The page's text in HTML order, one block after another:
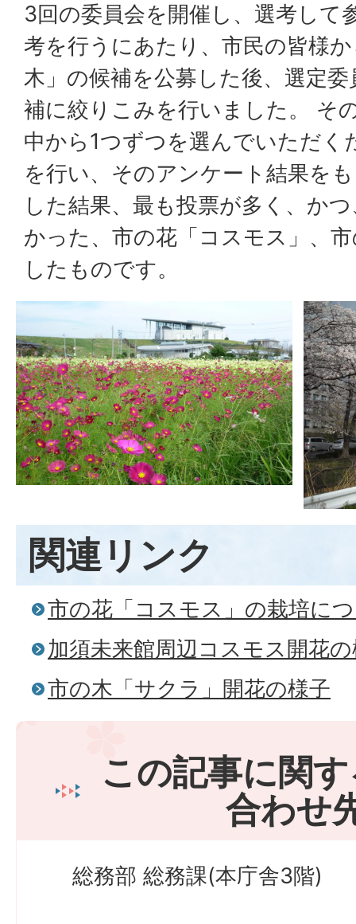
3回の委員会を開催し、選考して
考を行うにあたり、市民の皆様
木」の候補を公募した後、選定
補に絞りこみを行いました。 そ
中から1つずつを選んでいただく
を行い、そのアンケート結果を
した結果、最も投票が多く、か
かった、市の花「コスモス」、
したものです。
関連リンク
市の花「コスモス」の栽培に
加須未来館周辺コスモス開花
市の木「サクラ」開花の様子
この記事に関
合わせ
総務部 総務課(本庁舎3階)